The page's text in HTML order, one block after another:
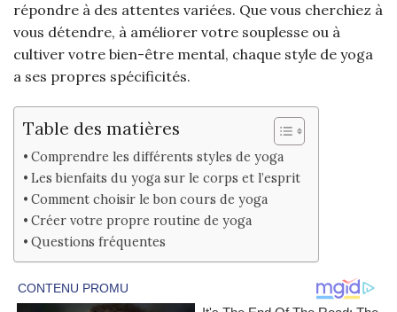
répondre à des attentes variées. Que vous cherchiez à
vous détendre, à améliorer votre souplesse ou à
cultiver votre bien-être mental, chaque style de yoga
a ses propres spécificités.
Table des matières
Comprendre les différents styles de yoga
Les bienfaits du yoga sur le corps et l’esprit
Comment choisir le bon cours de yoga
Créer votre propre routine de yoga
Questions fréquentes